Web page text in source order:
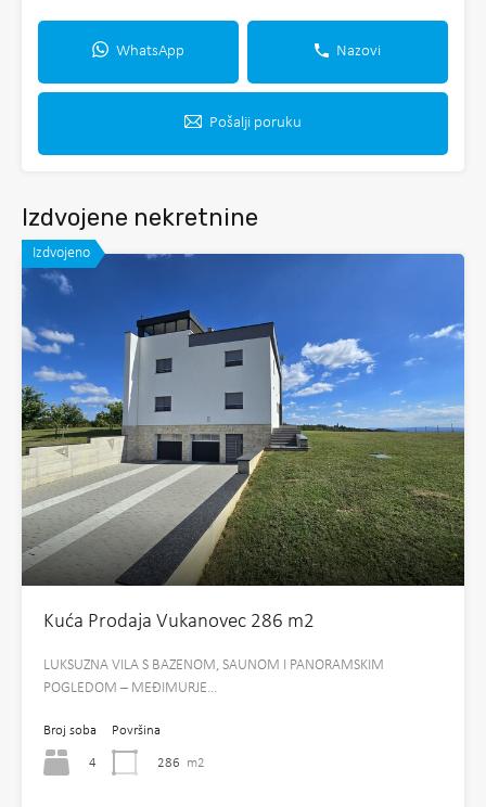
WhatsApp Nazovi
Pošalji poruku
Izdvojene nekretnine
Izdvojeno
Kuća Prodaja Vukanovec 286 m2
LUKSUZNA VILA S BAZENOM, SAUNOM I PANORAMSKIM
POGLEDOM – MEĐIMURJE…
Broj soba
4
Površina
286 m2